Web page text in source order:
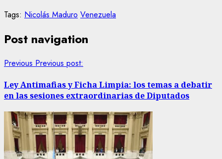
Tags: Nicolás Maduro Venezuela
Post navigation
Previous Previous post:
Ley Antimafias y Ficha Limpia: los temas a debatir
en las sesiones extraordinarias de Diputados